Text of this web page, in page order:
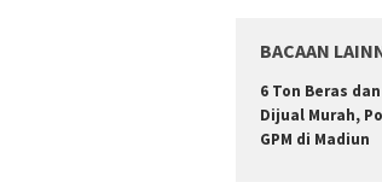
BACAAN
6 Ton Beras
Dijual Murah,
GPM di Madiun